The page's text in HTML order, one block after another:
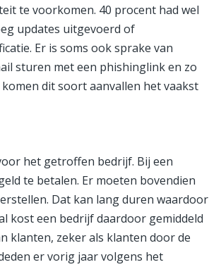
te voorkomen. 40 procent had wel
updates uitgevoerd of
Er is soms ook sprake van
sturen met een phishinglink en zo
dit soort aanvallen het vaakst
het getroffen bedrijf. Bij een
te betalen. Er moeten bovendien
Dat kan lang duren waardoor
kost een bedrijf daardoor gemiddeld
klanten, zeker als klanten door de
er vorig jaar volgens het